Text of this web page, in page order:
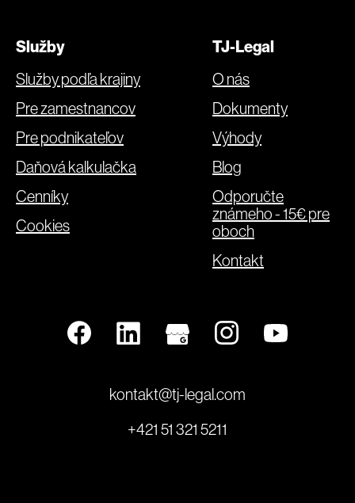
Služby
Služby podľa krajiny
Pre zamestnancov
Pre podnikateľov
Daňová kalkulačka
Cenníky
Cookies
TJ-Legal
O nás
Dokumenty
Výhody
Blog
Odporučte
známeho - 15€ pre
oboch
Kontakt
kontakt@tj-legal.com
+421 51 321 5211